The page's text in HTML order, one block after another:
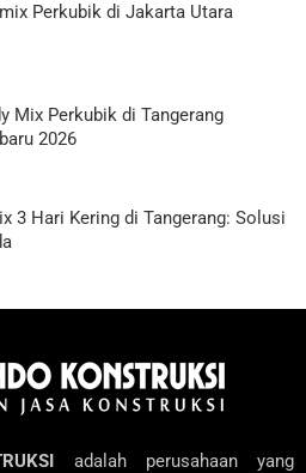
Perkubik di Jakarta Utara
Mix Perkubik di Tangerang
2026
3 Hari Kering di Tangerang: Solusi
adalah perusahaan yang